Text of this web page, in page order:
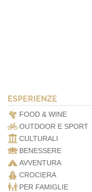
ESPERIENZE
FOOD & WINE
OUTDOOR E SPORT
CULTURALI
BENESSERE
AVVENTURA
CROCIERA
PER FAMIGLIE